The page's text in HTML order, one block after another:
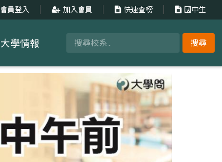
會員登入 加入會員 快速查榜 國中生
搜尋
大學情報